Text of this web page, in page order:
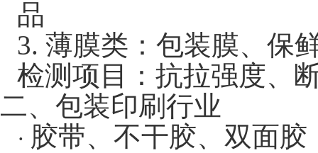
品
3. 薄膜类：包装膜、保
检测项目：抗拉强度、
二、包装印刷行业
· 胶带、不干胶、双面胶